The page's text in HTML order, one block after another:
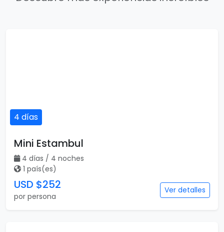
4 días
Mini Estambul
4 días / 4 noches
1 país(es)
USD $252
por persona
Ver detalles